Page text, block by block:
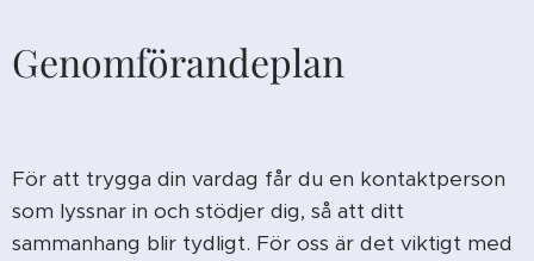
Genomförandeplan
För att trygga din vardag får du en kontaktperson
som lyssnar in och stödjer dig, så att ditt
sammanhang blir tydligt. För oss är det viktigt med